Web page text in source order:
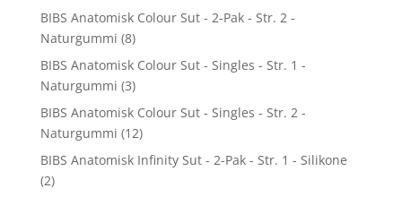
BIBS Anatomisk Colour Sut - 2-Pak - Str. 2 -
Naturgummi (8)
BIBS Anatomisk Colour Sut - Singles - Str. 1 -
Naturgummi (3)
BIBS Anatomisk Colour Sut - Singles - Str. 2 -
Naturgummi (12)
BIBS Anatomisk Infinity Sut - 2-Pak - Str. 1 - Silikone
(2)